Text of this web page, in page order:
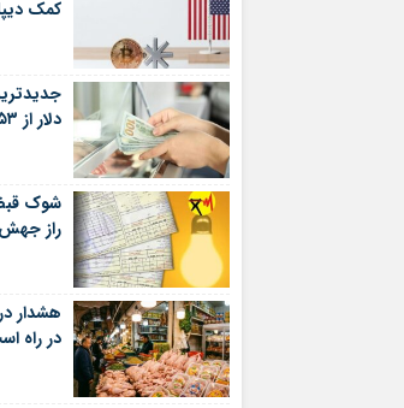
کمک
دلار از ۱۵۳ هزار تومان
شوک
راز
هشدار
در راه